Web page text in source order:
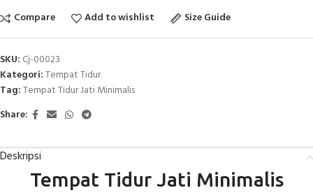
Compare
Add to wishlist Size Guide
SKU: Cj-00023
Kategori:Tempat Tidur
Tag:Tempat Tidur Jati Minimalis
Share:
Deskripsi
Tempat Tidur Jati Minimalis